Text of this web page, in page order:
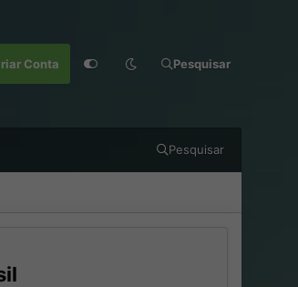
Conta Pesquisar
Pesquisar